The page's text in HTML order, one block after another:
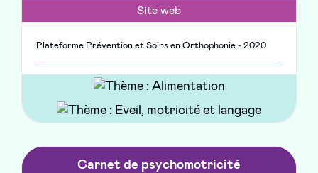
Site web
Plateforme Prévention et Soins en Orthophonie - 2020
Carnet de psychomotricité